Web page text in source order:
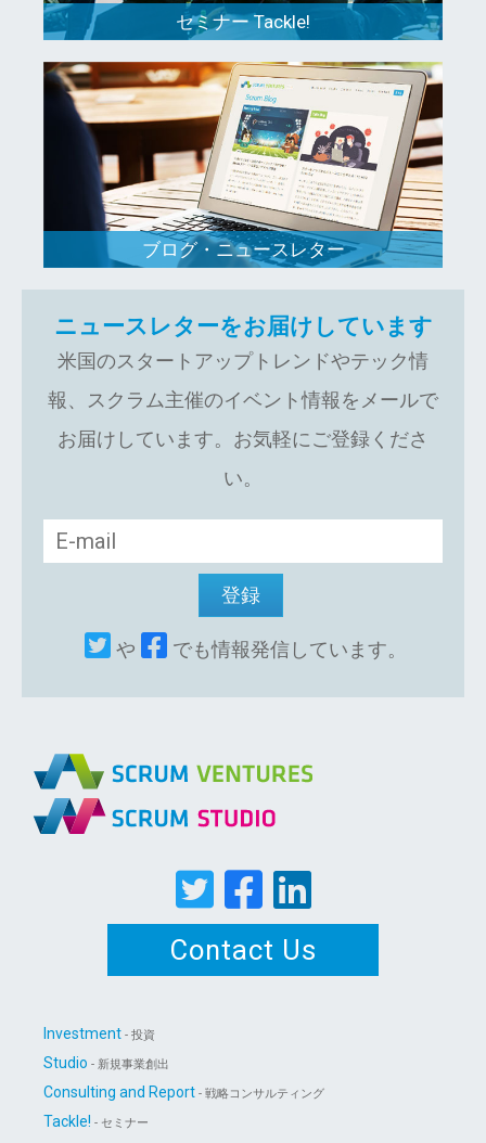
セミナー Tackle!
ブログ・ニュースレター
ニュースレターをお届けしています
米国のスタートアップトレンドやテック情
報、スクラム主催のイベント情報をメールで
お届けしています。お気軽にご登録くださ
い。
や でも情報発信しています。
Contact Us
Investment - 投資
Studio - 新規事業創出
Consulting and Report - 戦略コンサルティング
Tackle! - セミナー